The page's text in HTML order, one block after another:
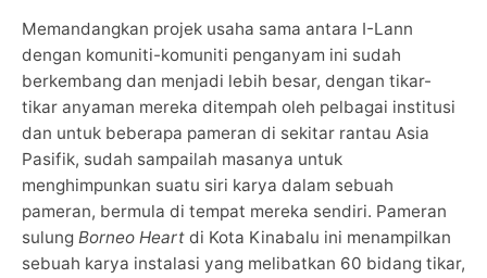
Memandangkan projek usaha sama antara I-Lann
dengan komuniti-komuniti penganyam ini sudah
berkembang dan menjadi lebih besar, dengan tikar-
tikar anyaman mereka ditempah oleh pelbagai institusi
dan untuk beberapa pameran di sekitar rantau Asia
Pasifik, sudah sampailah masanya untuk
menghimpunkan suatu siri karya dalam sebuah
pameran, bermula di tempat mereka sendiri. Pameran
sulung Borneo Heart di Kota Kinabalu ini menampilkan
sebuah karya instalasi yang melibatkan 60 bidang tikar,